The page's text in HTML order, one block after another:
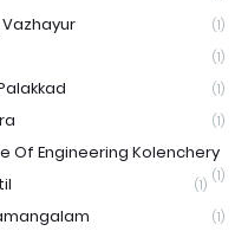
(1)
(1)
(1)
(1)
Of Engineering Kolenchery
(1)
(1)
(1)